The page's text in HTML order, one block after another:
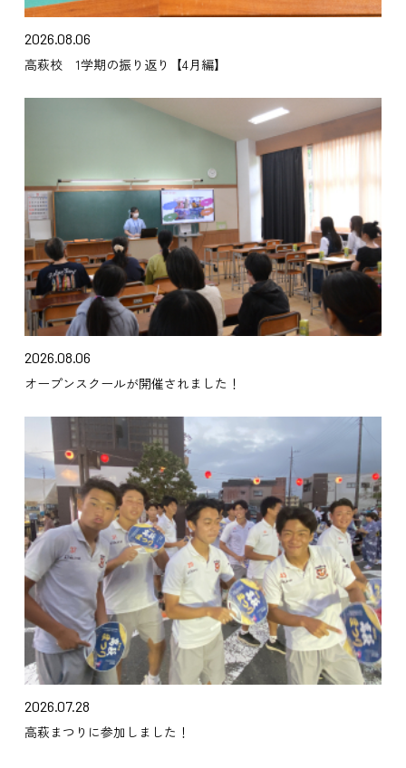
2026.08.06
高萩校 1学期の振り返り【4月編】
2026.08.06
オープンスクールが開催されました！
2026.07.28
高萩まつりに参加しました！